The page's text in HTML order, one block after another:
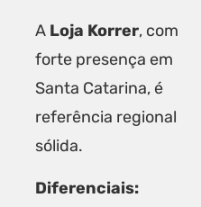
A Loja Korrer, com
forte presença em
Santa Catarina, é
referência regional
sólida.
Diferenciais: